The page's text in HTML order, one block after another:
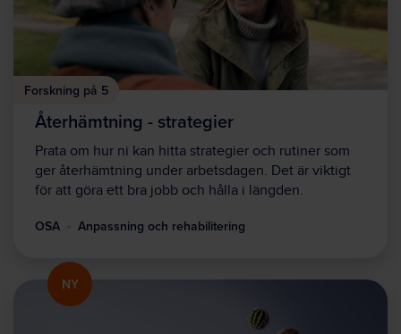
Forskning på 5
Återhämtning - strategier
Prata om hur ni kan hitta strategier och rutiner som
ger återhämtning under arbetsdagen. Det är viktigt
för att göra ett bra jobb och hålla i längden.
OSA Anpassning och rehabilitering
NY